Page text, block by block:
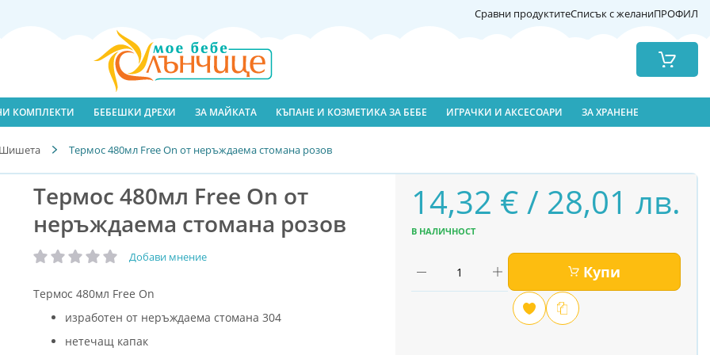
Сравни продуктитеСписък с желаниПРОФИЛ
Количка
КОМПЛЕКТИ БЕБЕШКИ ДРЕХИ ЗА МАЙКАТА КЪПАНЕ И КОЗМЕТИКА ЗА БЕБЕ ИГРАЧКИ И АКСЕСОАРИ ЗА ХРАНЕНЕ
Шишета Термос 480мл Free On от неръждаема стомана розов
Термос 480мл Free On от
неръждаема стомана розов
рейтинг: Добави мнение
Термос 480мл Free On
изработен от неръждаема стомана 304
нетечащ капак
14,32 € / 28,01 лв.
В НАЛИЧНОСТ
Купи
ДобавиСравни